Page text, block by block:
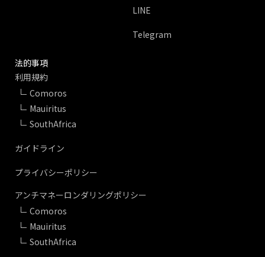
LINE
Telegram
法的事項
利用規約
Comoros
Mauiritus
SouthAfrica
ガイドライン
プライバシーポリシー
アンチマネーロンダリングポリシー
Comoros
Mauiritus
SouthAfrica